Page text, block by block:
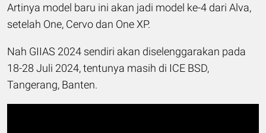
Artinya model baru ini akan jadi model ke-4 dari Alva,
setelah One, Cervo dan One XP.
Nah GIIAS 2024 sendiri akan diselenggarakan pada
18-28 Juli 2024, tentunya masih di ICE BSD,
Tangerang, Banten.